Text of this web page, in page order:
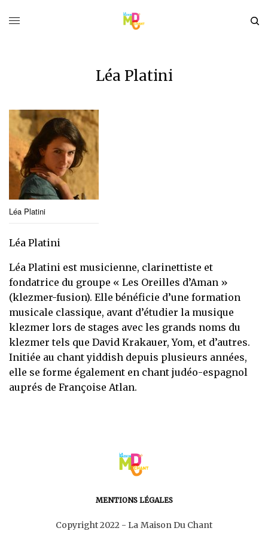
Léa Platini
Léa Platini
Léa Platini
Léa Platini est musicienne, clarinettiste et
fondatrice du groupe « Les Oreilles d’Aman »
(klezmer-fusion). Elle bénéficie d’une formation
musicale classique, avant d’étudier la musique
klezmer lors de stages avec les grands noms du
klezmer tels que David Krakauer, Yom, et d’autres.
Initiée au chant yiddish depuis plusieurs années,
elle se forme également en chant judéo-espagnol
auprés de Françoise Atlan.
MENTIONS LÉGALES
Copyright 2022 - La Maison Du Chant